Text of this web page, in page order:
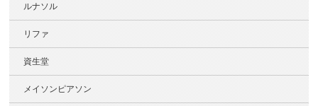
ルナソル
リファ
資生堂
メイソンピアソン